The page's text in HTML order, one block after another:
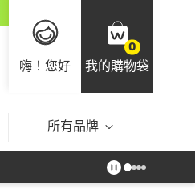
嗨！您好
0
我的購物袋
所有品牌